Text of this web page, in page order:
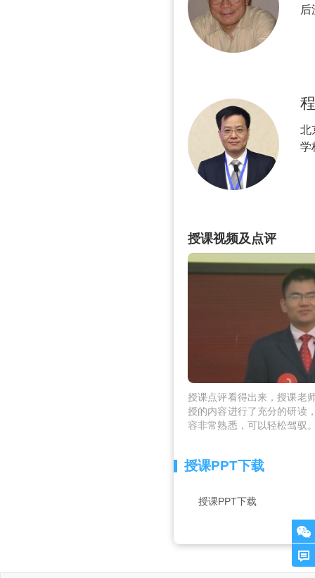
后
北
学
授课视频及点评
授课点评看得出来，授课老
授的内容进行了充分的研读
容非常熟悉，可以轻松驾驭
同的态度，迅速将思维调整
扎实、口语表达准确、自然
课有条不紊。授课老师还善
来突出重点。尤其值得称颂
实无华，无哗众取宠之心，
课老师具备较好的应用语言
活动的结构、流程安排合
授课PPT下载
授课PPT下载